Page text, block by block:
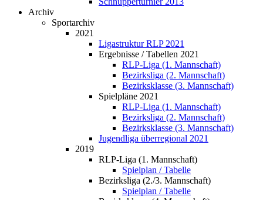
Archiv
Sportarchiv
2021
Ligastruktur RLP 2021
Ergebnisse / Tabellen 2021
RLP-Liga (1. Mannschaft)
Bezirksliga (2. Mannschaft)
Bezirksklasse (3. Mannschaft)
Spielpläne 2021
RLP-Liga (1. Mannschaft)
Bezirksliga (2. Mannschaft)
Bezirksklasse (3. Mannschaft)
Jugendliga überregional 2021
2019
RLP-Liga (1. Mannschaft)
Spielplan / Tabelle
Bezirksliga (2./3. Mannschaft)
Spielplan / Tabelle